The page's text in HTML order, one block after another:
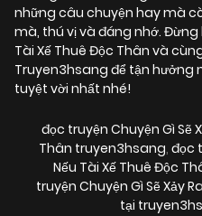
những câu chuyện hay mà
mà, thú vị và đáng nhớ. Đừng
Tài Xế Thuê Độc Thân và
Truyen3hsang để tận hưởng
tuyệt vời nhất nhé!
đọc truyện Chuyện Gì Sẽ
Thân truyen3hsang, đọc
Nếu Tài Xế Thuê Độc
truyện Chuyện Gì Sẽ Xảy
tại